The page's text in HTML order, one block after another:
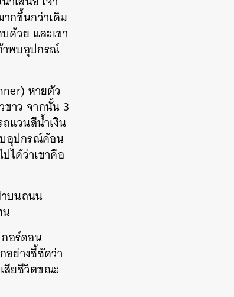
กขึ้นกว่าเดิม
ด้วย และเขา
าพบอุปกรณ์
หายตัว
าว จากนั้น 3
แวนสีน้ำเงิน
บอุปกรณ์ค้อน
ได้ว่าเขาคือ
บนถนน
น
อร์ดอน
ย่างชี้ชัดว่า
สียชีวิตขณะ